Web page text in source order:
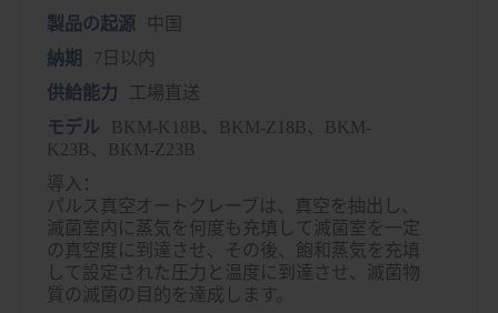
製品の起源
中国
納期
7日以内
供給能力
工場直送
モデル
BKM-K18B、BKM-Z18B、BKM-
K23B、BKM-Z23B
導入：
パルス真空オートクレーブは、真空を抽出し、
滅菌室内に蒸気を何度も充填して滅菌室を一定
の真空度に到達させ、その後、飽和蒸気を充填
して設定された圧力と温度に到達させ、滅菌物
質の滅菌の目的を達成します。